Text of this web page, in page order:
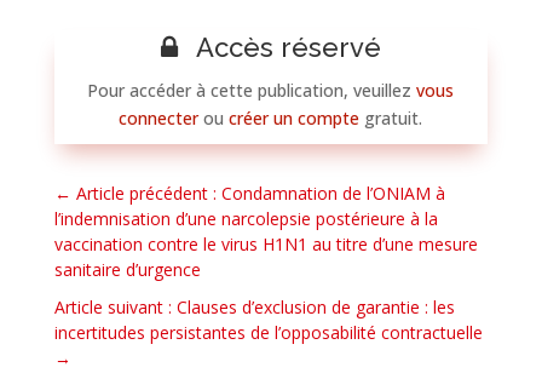
Accès réservé
Pour accéder à cette publication, veuillezvous
connecteroucréer un compte gratuit.
← Article précédent : Condamnation de l’ONIAM à
l’indemnisation d’une narcolepsie postérieure à la
vaccination contre le virus H1N1 au titre d’une mesure
sanitaire d’urgence
Article suivant : Clauses d’exclusion de garantie : les
incertitudes persistantes de l’opposabilité contractuelle
→